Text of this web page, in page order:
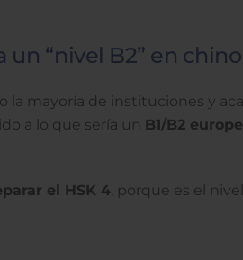
un “nivel B2” en chino
la mayoría de instituciones y
a lo que sería un B1/B2
el HSK 4 , porque es el